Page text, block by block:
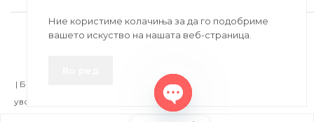
2020-2024 © MB DISKONT. Изработено од
БРАМИТ ДООЕЛ
| БРАЌА МИНКОВИ 57, 2400 СТРУМИЦА | ДПТУ
увоз-извоз Струмица Д.Б.: MK4027005146330 | ЕМБС: 6030530 |
Ние користиме колачиња за да го подобриме
вашето искуство на нашата веб-страница.
Open